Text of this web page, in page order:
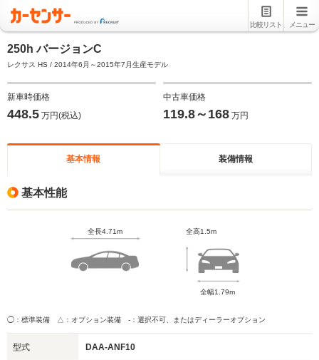
比較リスト メニュー
250h バージョンC
レクサス HS / 2014年6月～2015年7月生産モデル
新車時価格
448.5 万円(税込)
中古車価格
119.8～168 万円
基本情報 装備情報
基本性能
全長4.71m 全高1.5m
全幅1.79m
◯：標準装備 △：オプション装備 -：選択不可、またはディーラーオプション
型式 DAA-ANF10